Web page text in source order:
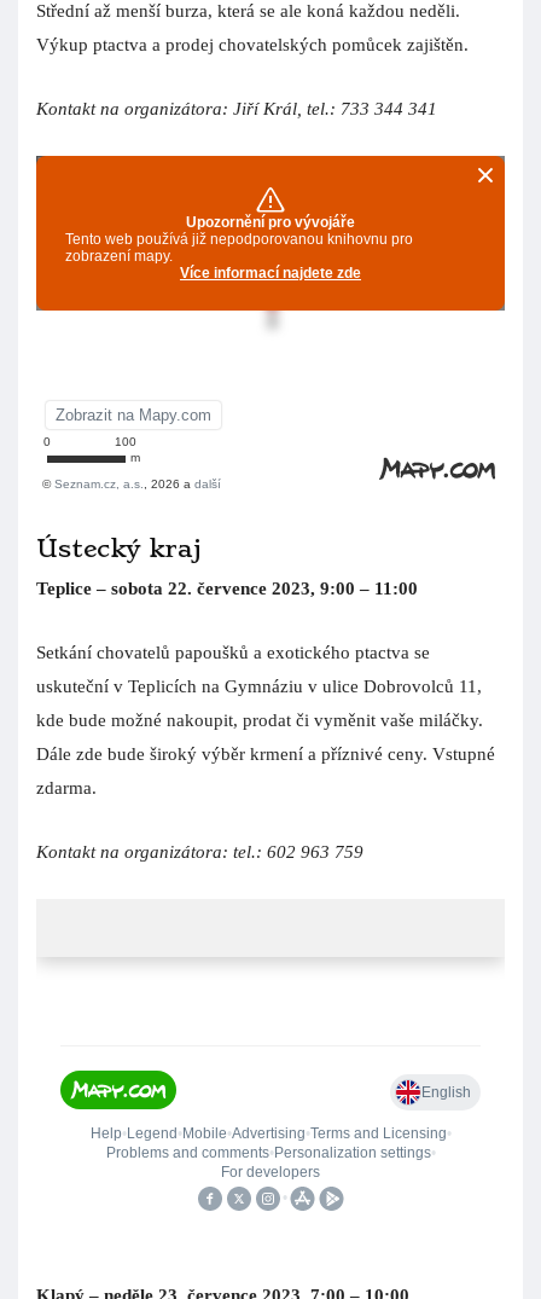
Střední až menší burza, která se ale koná každou neděli.
Výkup ptactva a prodej chovatelských pomůcek zajištěn.
Kontakt na organizátora: Jiří Král, tel.: 733 344 341
Ústecký kraj
Teplice – sobota 22. července 2023, 9:00 – 11:00
Setkání chovatelů papoušků a exotického ptactva se
uskuteční v Teplicích na Gymnáziu v ulice Dobrovolců 11,
kde bude možné nakoupit, prodat či vyměnit vaše miláčky.
Dále zde bude široký výběr krmení a příznivé ceny. Vstupné
zdarma.
Kontakt na organizátora: tel.: 602 963 759